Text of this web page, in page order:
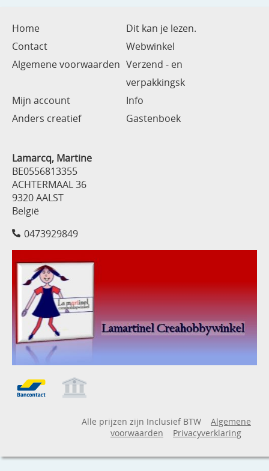
Home
Dit kan je lezen.
Contact
Webwinkel
Algemene voorwaarden Verzend - en
verpakkingsk
Mijn account
Info
Anders creatief
Gastenboek
Lamarcq, Martine
BE0556813355
ACHTERMAAL 36
9320 AALST
België
0473929849
Alle prijzen zijn Inclusief BTW
Algemene
voorwaarden
Privacyverklaring